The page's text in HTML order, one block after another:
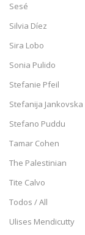
Sesé
Silvia Díez
Sira Lobo
Sonia Pulido
Stefanie Pfeil
Stefanija Jankovska
Stefano Puddu
Tamar Cohen
The Palestinian
Tite Calvo
Todos / All
Ulises Mendicutty